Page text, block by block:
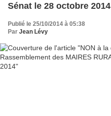
Sénat le 28 octobre 2014
Publié le 25/10/2014 à 05:38
Par Jean Lévy